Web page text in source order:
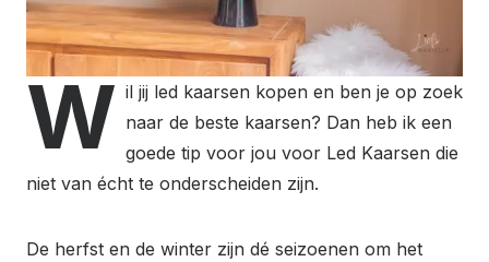
W il jij led kaarsen kopen en ben je op zoek
naar de beste kaarsen? Dan heb ik een
goede tip voor jou voor Led Kaarsen die
niet van écht te onderscheiden zijn.
De herfst en de winter zijn dé seizoenen om het